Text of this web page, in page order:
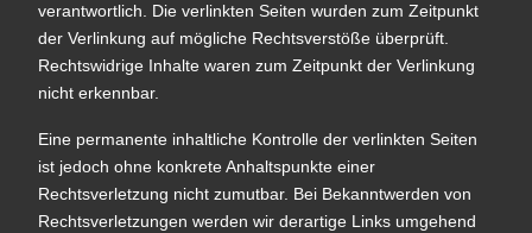
verantwortlich. Die verlinkten Seiten wurden zum Zeitpunkt
der Verlinkung auf mögliche Rechtsverstöße überprüft.
Rechtswidrige Inhalte waren zum Zeitpunkt der Verlinkung
nicht erkennbar.
Eine permanente inhaltliche Kontrolle der verlinkten Seiten
ist jedoch ohne konkrete Anhaltspunkte einer
Rechtsverletzung nicht zumutbar. Bei Bekanntwerden von
Rechtsverletzungen werden wir derartige Links umgehend